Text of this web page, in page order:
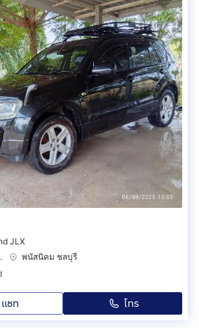
JLX
พนัสนิคม ชลบุรี
แชท โทร